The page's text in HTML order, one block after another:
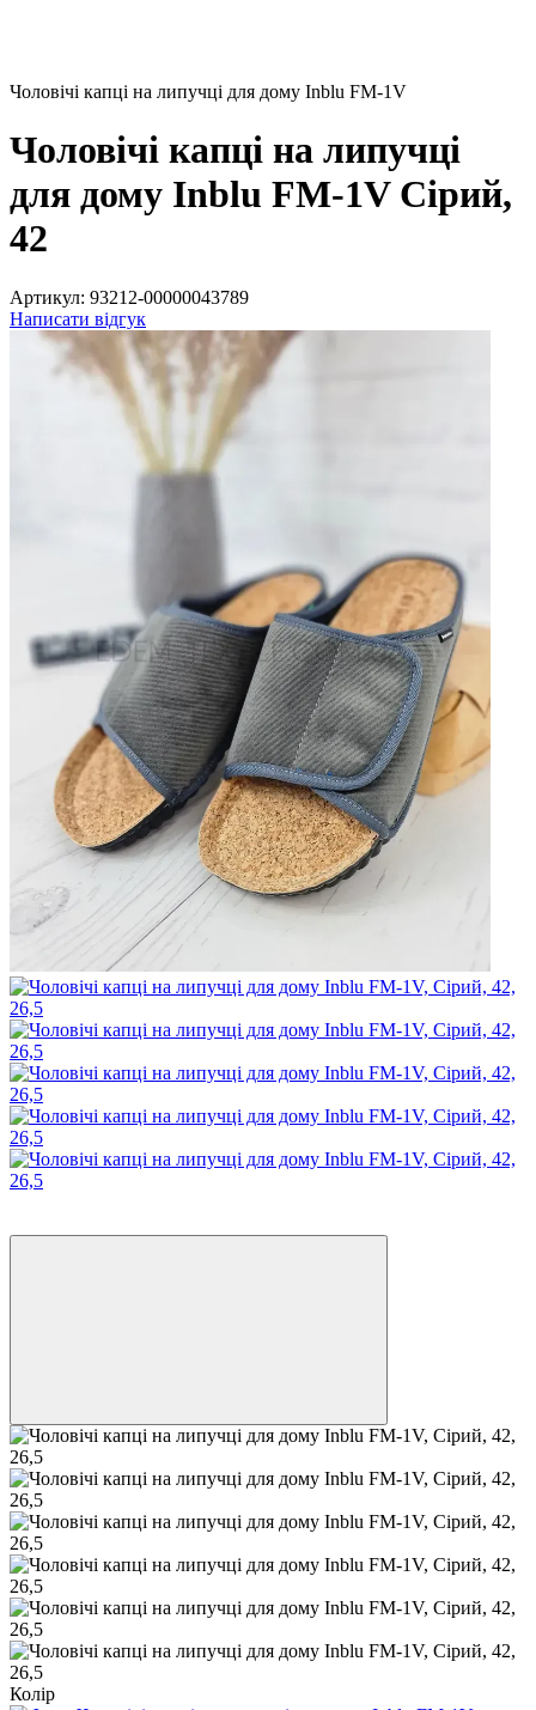
Чоловічі капці на липучці для дому Inblu FM-1V
Чоловічі капці на липучці
для дому Inblu FM-1V Сірий,
42
Артикул: 93212-00000043789
Написати відгук
Колір